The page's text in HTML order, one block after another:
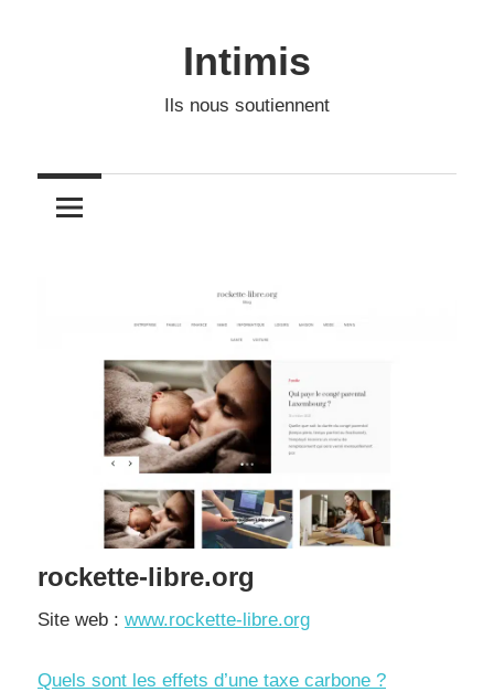
Intimis
Ils nous soutiennent
rockette-libre.org
Site web : www.rockette-libre.org
Quels sont les effets d’une taxe carbone ?